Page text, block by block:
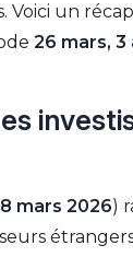
Voici un
26 mars, 3
mars 2026)